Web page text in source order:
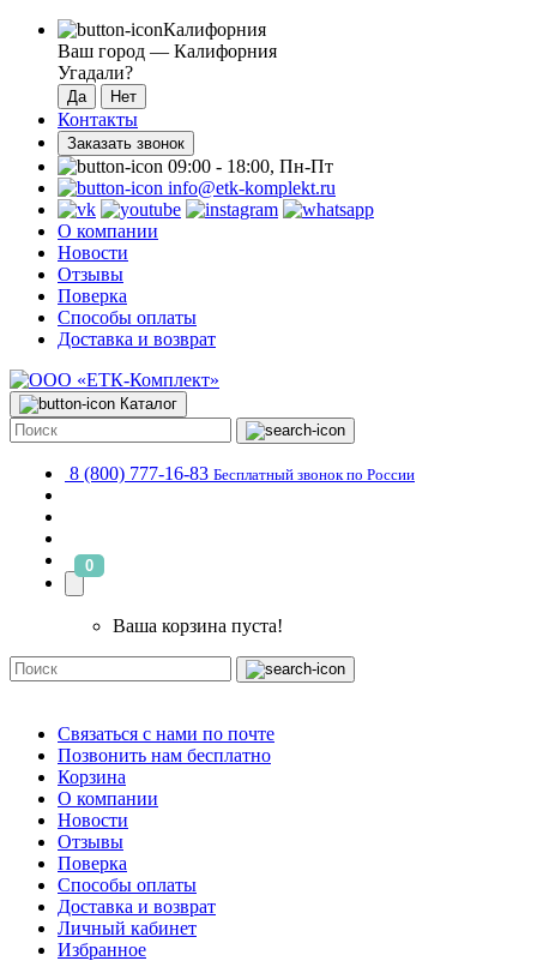
Калифорния
Ваш город — Калифорния
Угадали?
Контакты
Заказать звонок
09:00 - 18:00, Пн-Пт
info@etk-komplekt.ru
О компании
Новости
Отзывы
Поверка
Способы оплаты
Доставка и возврат
Каталог
8 (800) 777-16-83 Бесплатный звонок по России
0
Ваша корзина пуста!
Связаться с нами по почте
Позвонить нам бесплатно
Корзина
О компании
Новости
Отзывы
Поверка
Способы оплаты
Доставка и возврат
Личный кабинет
Избранное